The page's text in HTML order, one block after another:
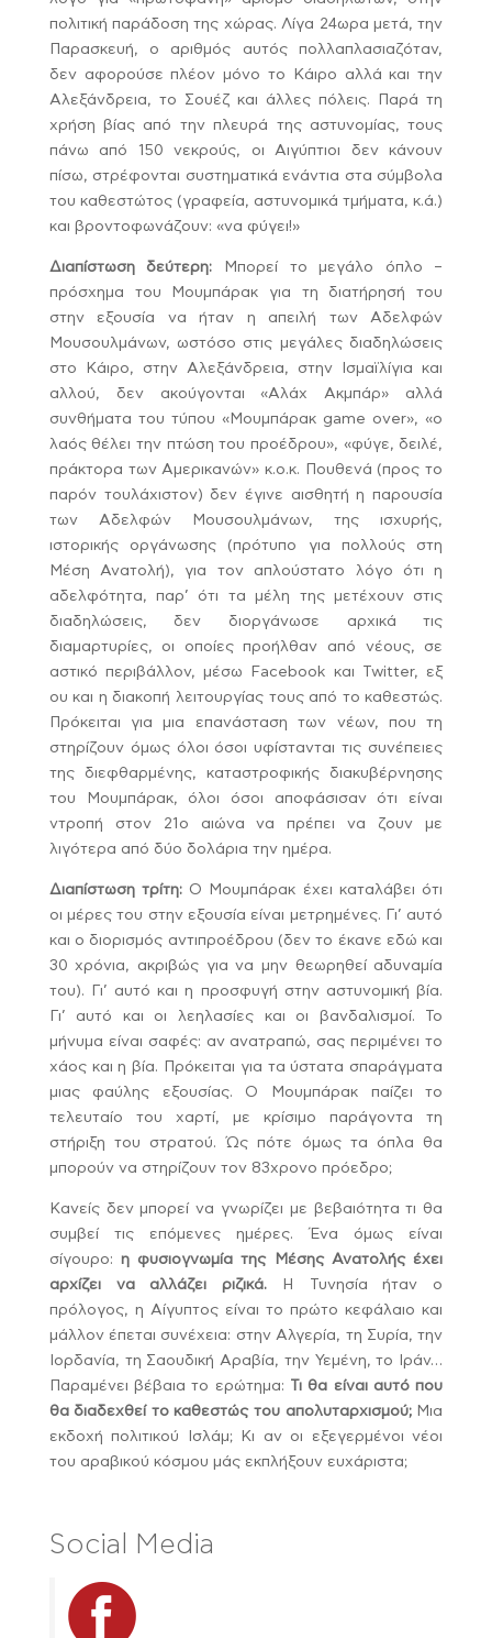
πολιτική παράδοση της χώρας. Λίγα 24ωρα μετά, την
Παρασκευή, ο αριθμός αυτός πολλαπλασιαζόταν,
δεν αφορούσε πλέον μόνο το Κάιρο αλλά και την
Αλεξάνδρεια, το Σουέζ και άλλες πόλεις. Παρά τη
χρήση βίας από την πλευρά της αστυνομίας, τους
πάνω από 150 νεκρούς, οι Αιγύπτιοι δεν κάνουν
πίσω, στρέφονται συστηματικά ενάντια στα σύμβολα
του καθεστώτος (γραφεία, αστυνομικά τμήματα, κ.ά.)
και βροντοφωνάζουν: «να φύγει!»
Διαπίστωση δεύτερη:
Μπορεί το μεγάλο όπλο –
πρόσχημα του Μουμπάρακ για τη διατήρησή του
στην εξουσία να ήταν η απειλή των Αδελφών
Μουσουλμάνων, ωστόσο στις μεγάλες διαδηλώσεις
στο Κάιρο, στην Αλεξάνδρεια, στην Ισμαϊλίγια και
αλλού, δεν ακούγονται «Αλάχ Ακμπάρ» αλλά
συνθήματα του τύπου «Μουμπάρακ game over», «ο
λαός θέλει την πτώση του προέδρου», «φύγε, δειλέ,
πράκτορα των Αμερικανών» κ.ο.κ. Πουθενά (προς το
παρόν τουλάχιστον) δεν έγινε αισθητή η παρουσία
των Αδελφών Μουσουλμάνων, της ισχυρής,
ιστορικής οργάνωσης (πρότυπο για πολλούς στη
Μέση Ανατολή), για τον απλούστατο λόγο ότι η
αδελφότητα, παρ’ ότι τα μέλη της μετέχουν στις
διαδηλώσεις, δεν διοργάνωσε αρχικά τις
διαμαρτυρίες, οι οποίες προήλθαν από νέους, σε
αστικό περιβάλλον, μέσω Facebook και Twitter, εξ
ου και η διακοπή λειτουργίας τους από το καθεστώς.
Πρόκειται για μια επανάσταση των νέων, που τη
στηρίζουν όμως όλοι όσοι υφίστανται τις συνέπειες
της διεφθαρμένης, καταστροφικής διακυβέρνησης
του Μουμπάρακ, όλοι όσοι αποφάσισαν ότι είναι
ντροπή στον 21ο αιώνα να πρέπει να ζουν με
λιγότερα από δύο δολάρια την ημέρα.
Διαπίστωση τρίτη: Ο Μουμπάρακ έχει καταλάβει ότι
οι μέρες του στην εξουσία είναι μετρημένες. Γι’ αυτό
και ο διορισμός αντιπροέδρου (δεν το έκανε εδώ και
30 χρόνια, ακριβώς για να μην θεωρηθεί αδυναμία
του). Γι’ αυτό και η προσφυγή στην αστυνομική βία.
Γι’ αυτό και οι λεηλασίες και οι βανδαλισμοί. Το
μήνυμα είναι σαφές: αν ανατραπώ, σας περιμένει το
χάος και η βία. Πρόκειται για τα ύστατα σπαράγματα
μιας φαύλης εξουσίας. Ο Μουμπάρακ παίζει το
τελευταίο του χαρτί, με κρίσιμο παράγοντα τη
στήριξη του στρατού. Ώς πότε όμως τα όπλα θα
μπορούν να στηρίζουν τον 83χρονο πρόεδρο;
Κανείς δεν μπορεί να γνωρίζει με βεβαιότητα τι θα
συμβεί τις επόμενες ημέρες. Ένα όμως είναι
σίγουρο:η φυσιογνωμία της Μέσης Ανατολής έχει
αρχίζει να αλλάζει ριζικά. Η Τυνησία ήταν ο
πρόλογος, η Αίγυπτος είναι το πρώτο κεφάλαιο και
μάλλον έπεται συνέχεια: στην Αλγερία, τη Συρία, την
Ιορδανία, τη Σαουδική Αραβία, την Υεμένη, το Ιράν…
Παραμένει βέβαια το ερώτημα:
Τι θα είναι αυτό που
θα διαδεχθεί το καθεστώς του απολυταρχισμού;Μια
εκδοχή πολιτικού Ισλάμ; Κι αν οι εξεγερμένοι νέοι
του αραβικού κόσμου μάς εκπλήξουν ευχάριστα;
Social Media